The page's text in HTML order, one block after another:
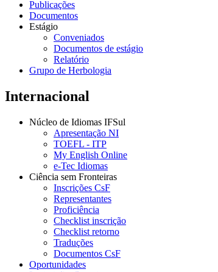
Publicações
Documentos
Estágio
Conveniados
Documentos de estágio
Relatório
Grupo de Herbologia
Internacional
Núcleo de Idiomas IFSul
Apresentação NI
TOEFL - ITP
My English Online
e-Tec Idiomas
Ciência sem Fronteiras
Inscrições CsF
Representantes
Proficiência
Checklist inscrição
Checklist retorno
Traduções
Documentos CsF
Oportunidades